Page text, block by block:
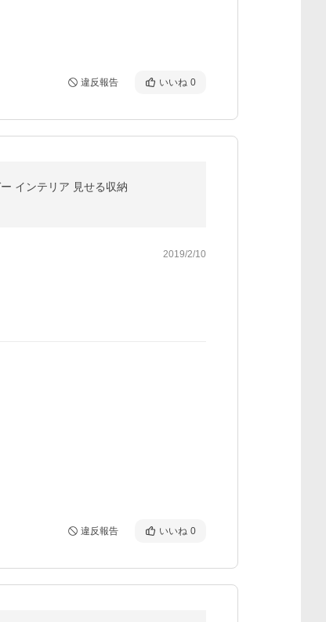
違反報告 いいね 0
インテリア 見せる収納
2019/2/10
違反報告 いいね 0